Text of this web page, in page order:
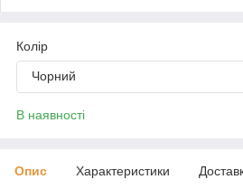
Колір
Чорний
В наявності
Опис Характеристики